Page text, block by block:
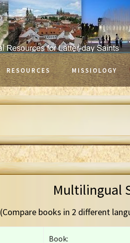
RESOURCES MISSIOLOGY
Multilingual
(Compare books in 2 different
Book: